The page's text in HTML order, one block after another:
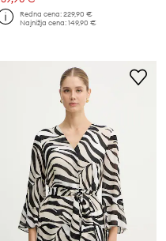
Redna cena:229,90 €
Najnižja cena:149,90 €